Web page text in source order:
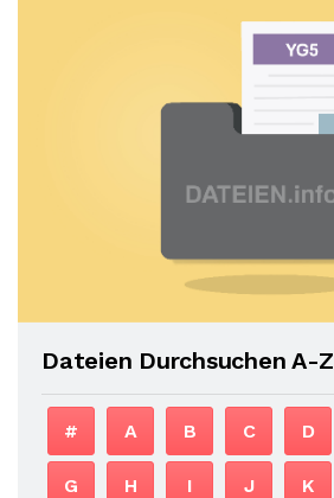
Dateien Durchsuchen A-Z
# A B C D
G H I J K